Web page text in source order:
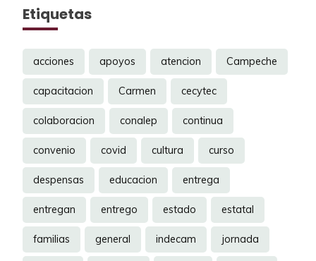
Etiquetas
acciones apoyos atencion Campeche
capacitacion Carmen cecytec
colaboracion conalep continua
convenio covid cultura curso
despensas educacion entrega
entregan entrego estado estatal
familias general indecam jornada